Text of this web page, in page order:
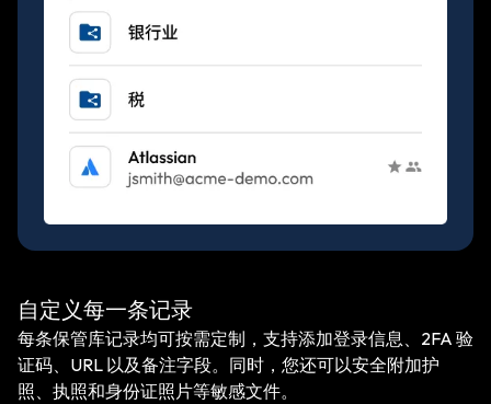
自定义每一条记录
每条保管库记录均可按需定制，支持添加登录信息、2FA 验
证码、URL 以及备注字段。同时，您还可以安全附加护
照、执照和身份证照片等敏感文件。